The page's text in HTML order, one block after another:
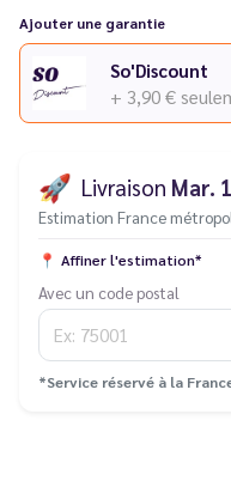
Ajouter une garantie
So'Discount
+ 3,90 €
🚀 Livraison Mar.
Estimation France
📍 Affiner l'estimation*
Avec un code postal
*Service réservé à la